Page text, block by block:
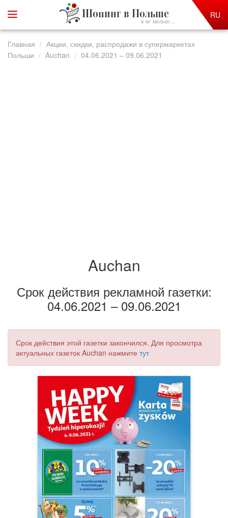
Шопинг в Польше
и не только ...
RU
Главная
Акции, скидки, распродажи в супермаркетах
Польши
Auchan 04.06.2021 – 09.06.2021
Auchan
Срок действия рекламной газетки:
04.06.2021 – 09.06.2021
Срок действия этой газетки закончился. Для просмотра
актуальных газеток Auchan нажмите тут